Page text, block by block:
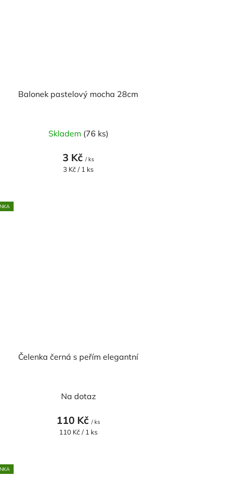
Balonek pastelový mocha 28cm
Skladem (76 ks)
3 Kč / ks
Měrná
3 Kč / 1 ks
Čelenka černá s peřím elegantní
hodnocení
produktu
je
Na dotaz
110 Kč / ks
Měrná
110 Kč / 1 ks